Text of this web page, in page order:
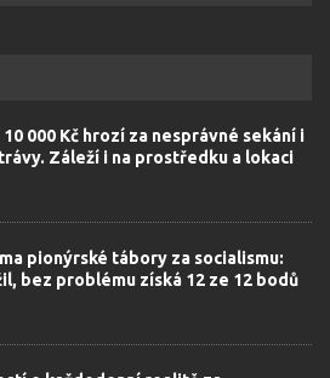
10 000 Kč hrozí za nesprávné sekání i
Záleží i na prostředku a lokaci
pionýrské tábory za socialismu:
bez problému získá 12 ze 12 bodů